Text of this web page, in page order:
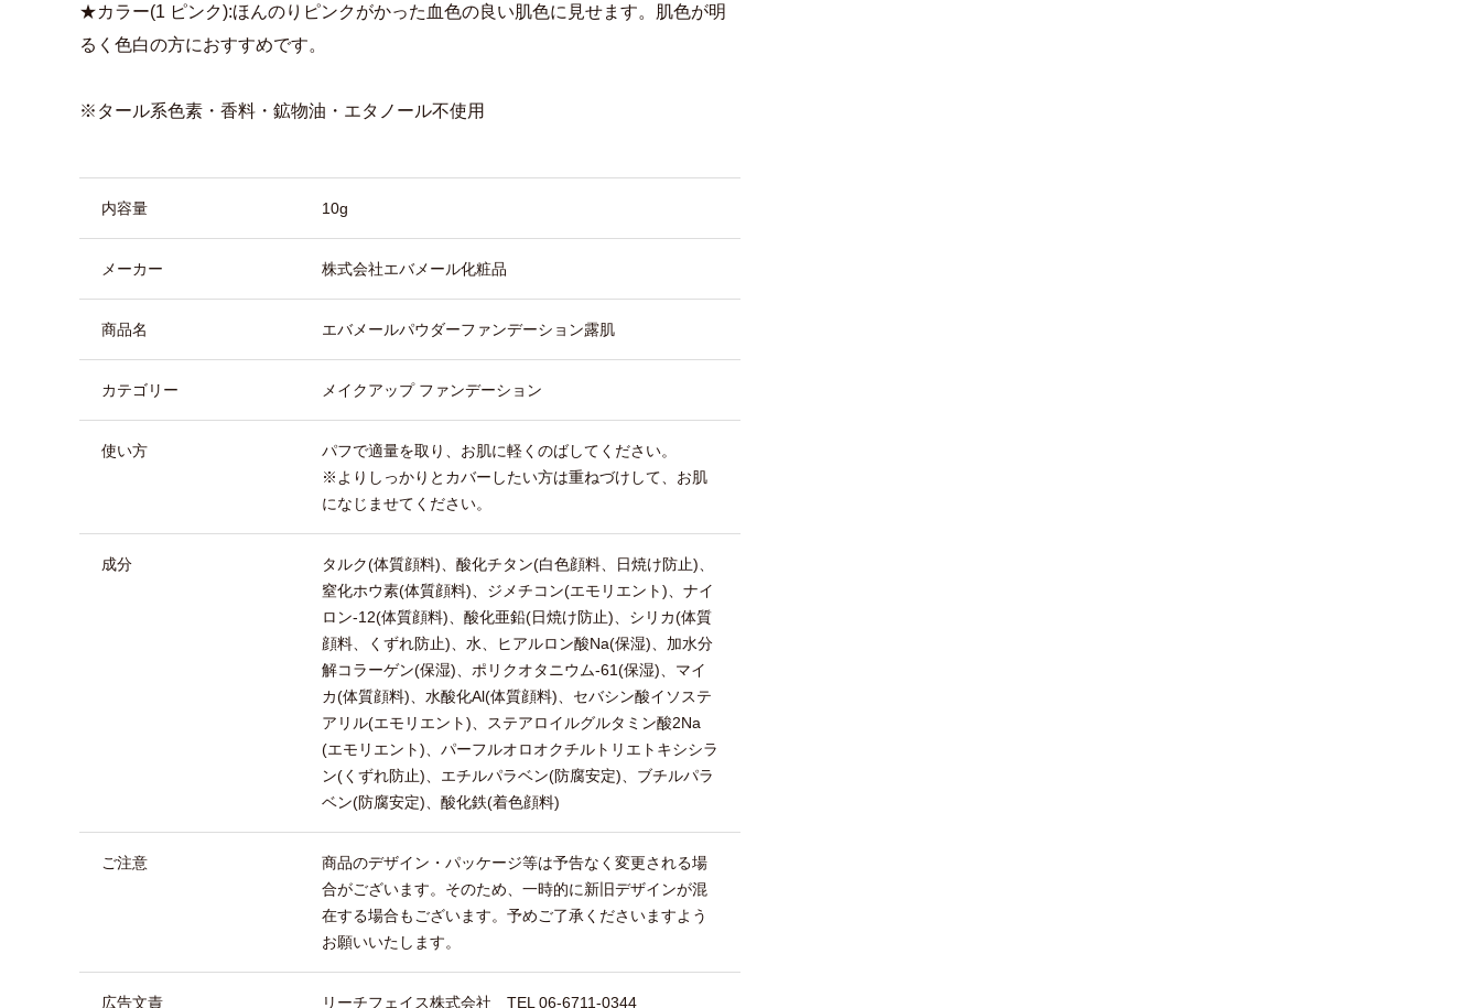
★カラー(1 ピンク):ほんのりピンクがかった血色の良い肌色に見せます。肌色が明
るく色白の方におすすめです。
※タール系色素・香料・鉱物油・エタノール不使用
内容量 10g
メーカー 株式会社エバメール化粧品
商品名 エバメールパウダーファンデーション露肌
カテゴリー メイクアップ ファンデーション
使い方
パフで適量を取り、お肌に軽くのばしてください。
※よりしっかりとカバーしたい方は重ねづけして、お肌
になじませてください。
成分
タルク(体質顔料)、酸化チタン(白色顔料、日焼け防止)、
窒化ホウ素(体質顔料)、ジメチコン(エモリエント)、ナイ
ロン-12(体質顔料)、酸化亜鉛(日焼け防止)、シリカ(体質
顔料、くずれ防止)、水、ヒアルロン酸Na(保湿)、加水分
解コラーゲン(保湿)、ポリクオタニウム-61(保湿)、マイ
カ(体質顔料)、水酸化Al(体質顔料)、セバシン酸イソステ
アリル(エモリエント)、ステアロイルグルタミン酸2Na
(エモリエント)、パーフルオロオクチルトリエトキシシラ
ン(くずれ防止)、エチルパラベン(防腐安定)、ブチルパラ
ベン(防腐安定)、酸化鉄(着色顔料)
ご注意
商品のデザイン・パッケージ等は予告なく変更される場
合がございます。そのため、一時的に新旧デザインが混
在する場合もございます。予めご了承くださいますよう
お願いいたします。
広告文責 リーチフェイス株式会社 TEL 06-6711-0344